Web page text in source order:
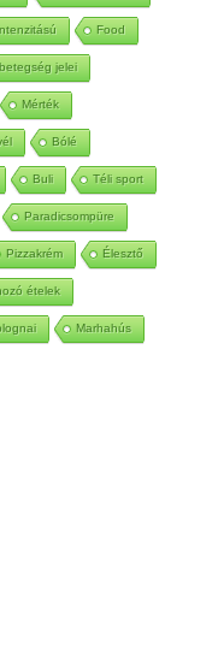
Food
jelei
Mérték
Bólé
Buli Téli sport
Paradicsompüre
Pizzakrém Élesztő
ételek
Marhahús